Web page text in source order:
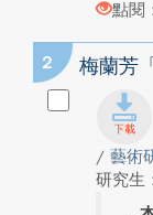
點閱
2 梅蘭芳
/ 藝術
研究生